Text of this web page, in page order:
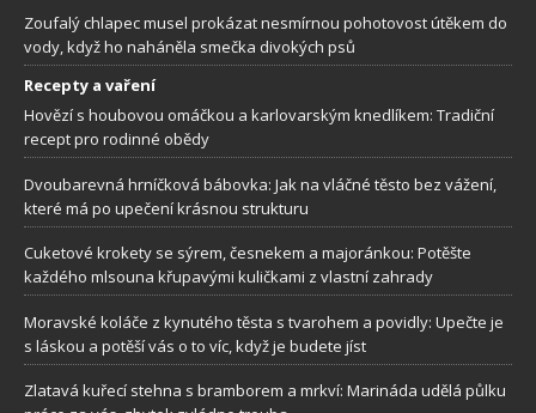
Zoufalý chlapec musel prokázat nesmírnou pohotovost útěkem do
vody, když ho naháněla smečka divokých psů
Recepty a vaření
Hovězí s houbovou omáčkou a karlovarským knedlíkem: Tradiční
recept pro rodinné obědy
Dvoubarevná hrníčková bábovka: Jak na vláčné těsto bez vážení,
které má po upečení krásnou strukturu
Cuketové krokety se sýrem, česnekem a majoránkou: Potěšte
každého mlsouna křupavými kuličkami z vlastní zahrady
Moravské koláče z kynutého těsta s tvarohem a povidly: Upečte je
s láskou a potěší vás o to víc, když je budete jíst
Zlatavá kuřecí stehna s bramborem a mrkví: Marináda udělá půlku